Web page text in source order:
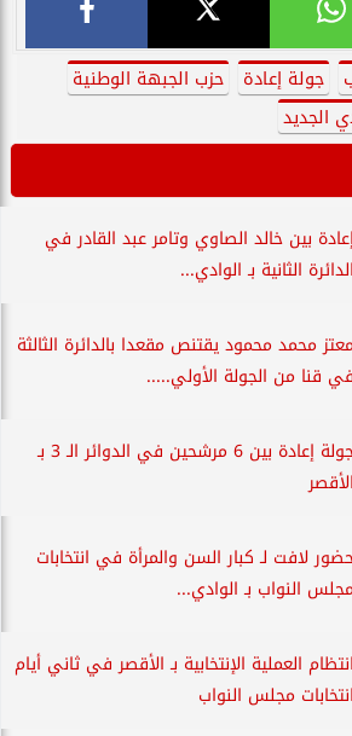
جولة إعادة
حزب الجبهة الوطنية
الجديد
إعادة بين خالد الصاوي وتامر عبد القادر في
الدائرة الثانية بـ الوادي...
محمد محمود يقتنص مقعدا بالدائرة الثالثة
في قنا من الجولة الأولي.....
جولة إعادة بين 6 مرشحين في الدوائر الـ 3 بـ
الأقصر
لافت لـ كبار السن والمرأة في انتخابات
النواب بـ الوادي...
انتظام العملية الإنتخابية بـ الأقصر في ثاني أيام
انتخابات مجلس النواب